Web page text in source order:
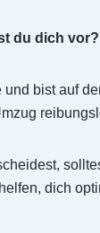
du dich vor?
bist auf
dich